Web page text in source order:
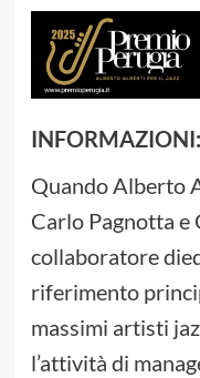
INFORMAZIONI:
Quando Alberto
Carlo Pagnotta e
collaboratore
riferimento
massimi artisti
l’attività di